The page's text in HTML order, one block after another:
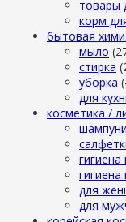
товары
корм
бытовая
мыло
стирка
уборка
для
косметика /
для
для